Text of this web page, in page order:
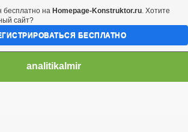
analitikalmir
бесплатно на Homepage-Konstruktor.ru. Хотите
сайт?
БЕСПЛАТНО